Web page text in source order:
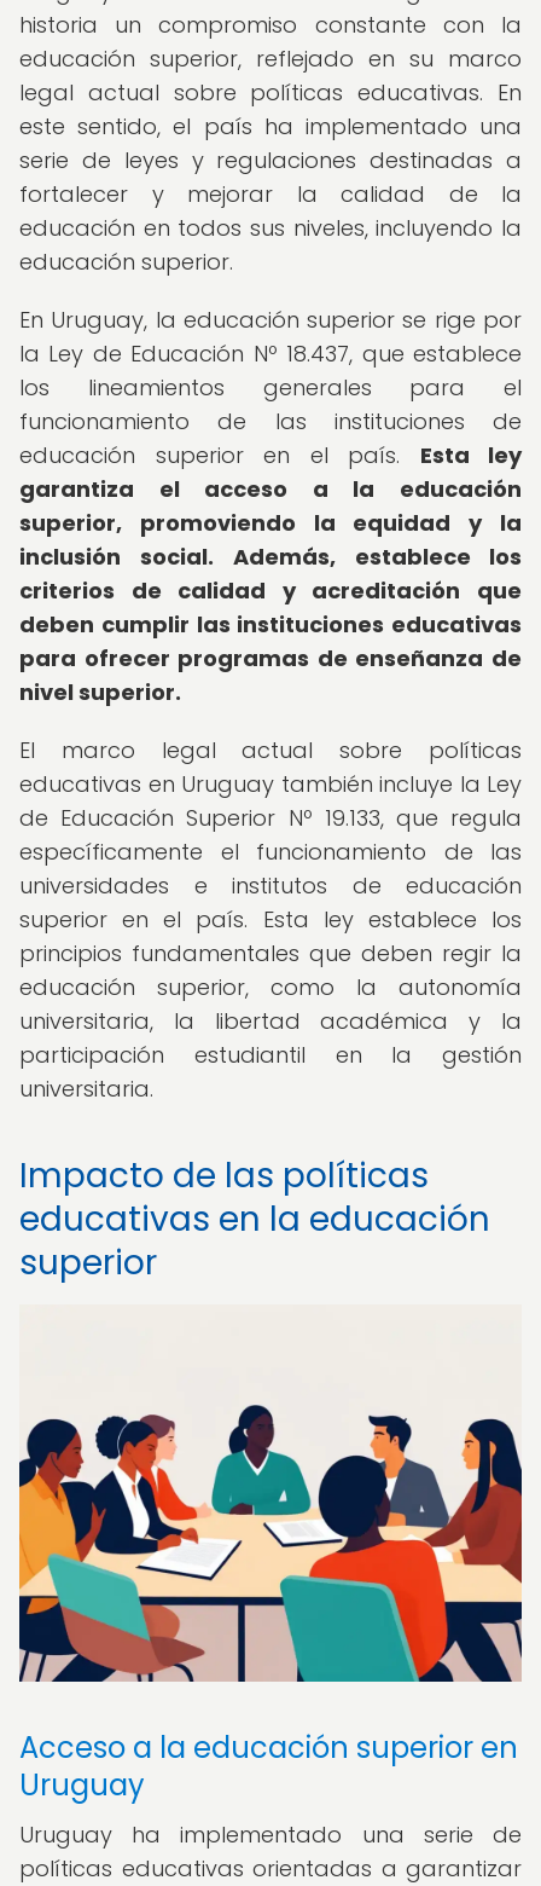
historia un compromiso constante con la
educación superior, reflejado en su marco
legal actual sobre políticas educativas. En
este sentido, el país ha implementado una
serie de leyes y regulaciones destinadas a
fortalecer y mejorar la calidad de la
educación en todos sus niveles, incluyendo la
educación superior.
En Uruguay, la educación superior se rige por
la Ley de Educación Nº 18.437, que establece
los lineamientos generales para el
funcionamiento de las instituciones de
educación superior en el país. Esta ley
garantiza el acceso a la educación
superior, promoviendo la equidad y la
inclusión social.
Además, establece los
criterios de calidad y acreditación que
deben cumplir las instituciones educativas
para ofrecer programas de enseñanza de
nivel superior.
El marco legal actual sobre políticas
educativas en Uruguay también incluye la Ley
de Educación Superior Nº 19.133, que regula
específicamente el funcionamiento de las
universidades e institutos de educación
superior en el país. Esta ley establece los
principios fundamentales que deben regir la
educación superior, como la autonomía
universitaria, la libertad académica y la
participación estudiantil en la gestión
universitaria.
Impacto de las políticas
educativas en la educación
superior
Acceso a la educación superior en
Uruguay
Uruguay ha implementado una serie de
políticas educativas orientadas a garantizar